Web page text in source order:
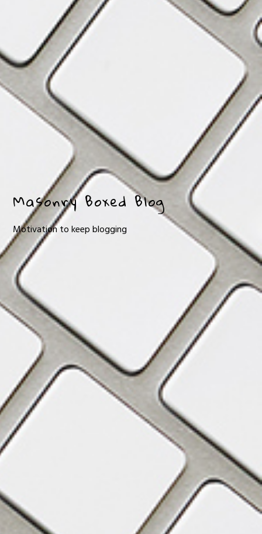
Masonry Boxed Blog
Motivation to keep blogging